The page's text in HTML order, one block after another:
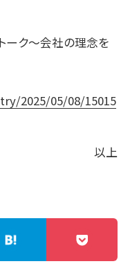
ク～会社の理念を
2025/05/08/15015
以上